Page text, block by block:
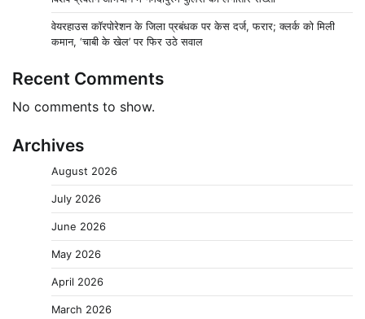
वेयरहाउस कॉरपोरेशन के जिला प्रबंधक पर केस दर्ज, फरार; क्लर्क को मिली
कमान, ‘चाबी के खेल’ पर फिर उठे सवाल
Recent Comments
No comments to show.
Archives
August 2026
July 2026
June 2026
May 2026
April 2026
March 2026